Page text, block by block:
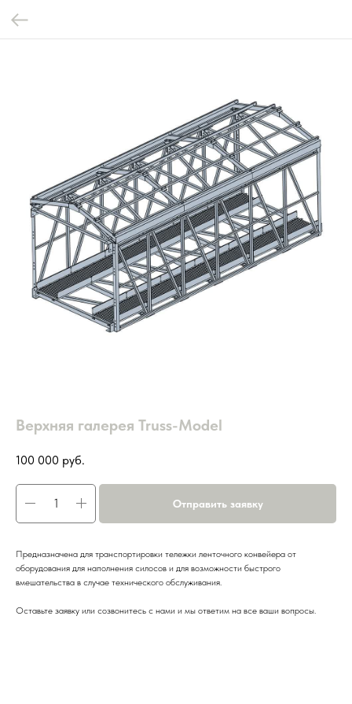
Верхняя галерея Truss-Model
100 000 руб.
Отправить заявку
Предназначена для транспортировки тележки ленточного конвейера от
оборудования для наполнения силосов и для возможности быстрого
вмешательства в случае технического обслуживания.
Оставьте заявку или созвонитесь с нами и мы ответим на все ваши вопросы.